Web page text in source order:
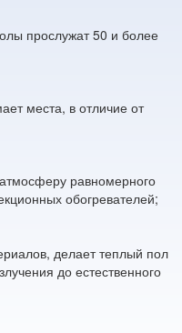
прослужат 50 и более
места, в отличие от
равномерного
обогревателей;
делает теплый пол
до естественного